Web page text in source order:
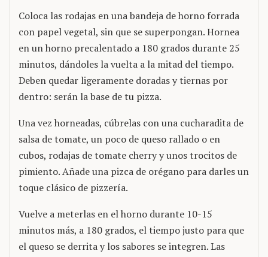
Coloca las rodajas en una bandeja de horno forrada
con papel vegetal, sin que se superpongan. Hornea
en un horno precalentado a 180 grados durante 25
minutos, dándoles la vuelta a la mitad del tiempo.
Deben quedar ligeramente doradas y tiernas por
dentro: serán la base de tu pizza.
Una vez horneadas, cúbrelas con una cucharadita de
salsa de tomate, un poco de queso rallado o en
cubos, rodajas de tomate cherry y unos trocitos de
pimiento. Añade una pizca de orégano para darles un
toque clásico de pizzería.
Vuelve a meterlas en el horno durante 10-15
minutos más, a 180 grados, el tiempo justo para que
el queso se derrita y los sabores se integren. Las